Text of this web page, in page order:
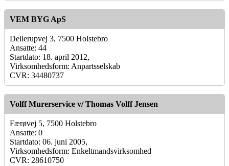
VEM BYG ApS
Dellerupvej 3, 7500 Holstebro
Ansatte: 44
Startdato: 18. april 2012,
Virksomhedsform: Anpartsselskab
CVR: 34480737
Volff Murerservice v/ Thomas Volff Jensen
Færøvej 5, 7500 Holstebro
Ansatte: 0
Startdato: 06. juni 2005,
Virksomhedsform: Enkeltmandsvirksomhed
CVR: 28610750